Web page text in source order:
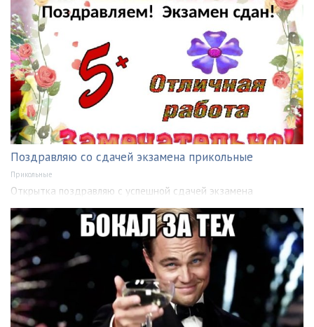
Поздравляю со сдачей экзамена прикольные
Прикольные
Открытка поздравляю с успешной сдачей экзамена